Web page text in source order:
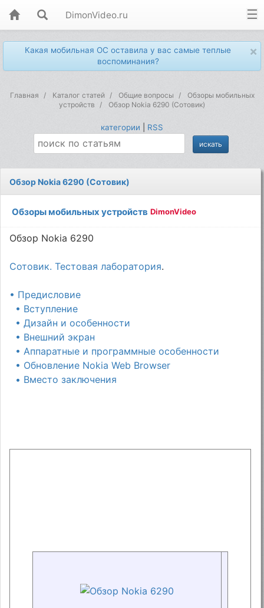
DimonVideo.ru
×
Какая мобильная ОС оставила у вас самые теплые
воспоминания?
Главная Каталог статей Общие вопросы
Обзоры мобильных
устройств
Обзор Nokia 6290 (Сотовик)
категории RSS
Обзор Nokia 6290 (Сотовик)
Обзоры мобильных устройств DimonVideo
Обзор Nokia 6290
Сотовик. Тестовая лаборатория.
• Предисловие
• Вступление
• Дизайн и особенности
• Внешний экран
• Аппаратные и программные особенности
• Обновление Nokia Web Browser
• Вместо заключения